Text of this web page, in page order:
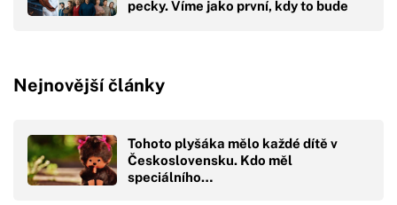
pecky. Víme jako první, kdy to bude
Nejnovější články
Tohoto plyšáka mělo každé dítě v
Československu. Kdo měl
speciálního…